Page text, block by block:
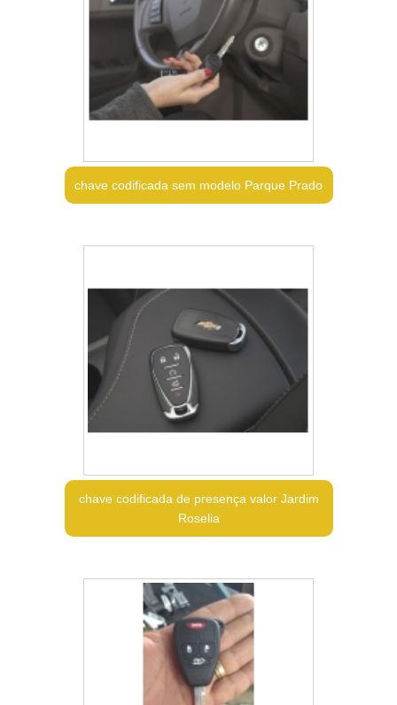
chave codificada sem modelo Parque Prado
chave codificada de presença valor Jardim
Roselia